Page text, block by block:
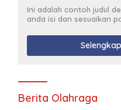
Ini adalah contoh judul
anda isi dan sesuaikan
Berita Olahraga